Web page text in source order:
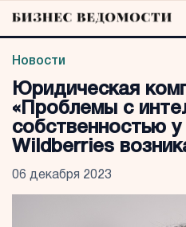
Новости
Юридическая
«Проблемы с
собственностью
Wildberries
06 декабря 2023